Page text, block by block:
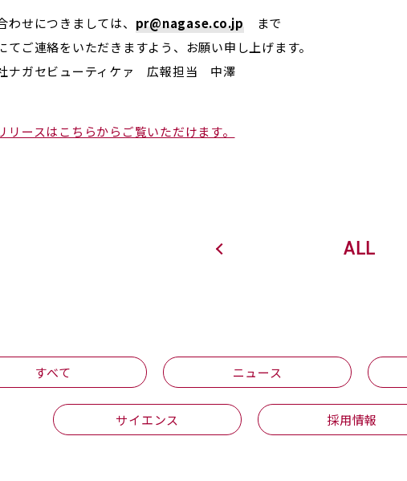
わせにつきましては、 pr@nagase.co.jpまで
てご連絡をいただきますよう、お願い申し上げます。
ナガセビューティケァ 広報担当 中澤
リースはこちらからご覧いただけます。
ALL
すべて ニュース
サイエンス 採用情報